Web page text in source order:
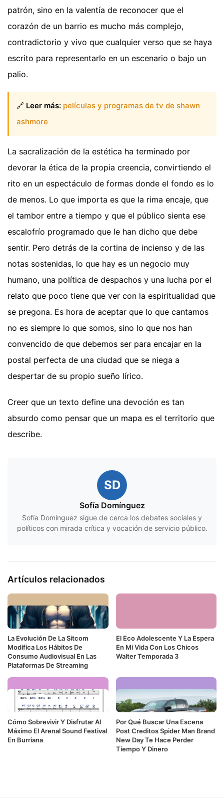
patrón, sino en la valentía de reconocer que el
corazón de un barrio es mucho más complejo,
contradictorio y vivo que cualquier verso que se haya
escrito para representarlo en un escenario o bajo un
palio.
🔗 Leer más: películas y programas de tv de shawn
ashmore
La sacralización de la estética ha terminado por
devorar la ética de la propia creencia, convirtiendo el
rito en un espectáculo de formas donde el fondo es lo
de menos. Lo que importa es que la rima encaje, que
el tambor entre a tiempo y que el público sienta ese
escalofrío programado que le han dicho que debe
sentir. Pero detrás de la cortina de incienso y de las
notas sostenidas, lo que hay es un negocio muy
humano, una política de despachos y una lucha por el
relato que poco tiene que ver con la espiritualidad que
se pregona. Es hora de aceptar que lo que cantamos
no es siempre lo que somos, sino lo que nos han
convencido de que debemos ser para encajar en la
postal perfecta de una ciudad que se niega a
despertar de su propio sueño lírico.
Creer que un texto define una devoción es tan
absurdo como pensar que un mapa es el territorio que
describe.
SD
Sofía Domínguez
Sofía Domínguez sigue de cerca los debates sociales y
políticos con mirada crítica y vocación de servicio público.
Artículos relacionados
La Evolución De La Sitcom
Modifica Los Hábitos De
Consumo Audiovisual En Las
Plataformas De Streaming
El Eco Adolescente Y La Espera
En Mi Vida Con Los Chicos
Walter Temporada 3
Cómo Sobrevivir Y Disfrutar Al
Máximo El Arenal Sound Festival
En Burriana
Por Qué Buscar Una Escena
Post Creditos Spider Man Brand
New Day Te Hace Perder
Tiempo Y Dinero